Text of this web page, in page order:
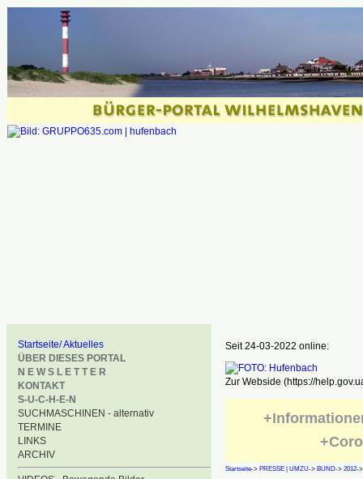
Startseite/ Aktuelles
ÜBER DIESES PORTAL
N E W S L E T T E R
KONTAKT
S-U-C-H-E-N
SUCHMASCHINEN - alternativ
TERMINE
LINKS
ARCHIV
Seit 24-03-2022 online:
Zur Webside (https://
Startseite-> PRESSE | UMZU-> BUND-> 2012-